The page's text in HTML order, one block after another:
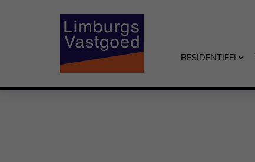
RESIDENTIEEL